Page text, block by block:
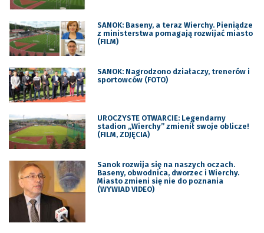
SANOK: Baseny, a teraz Wierchy. Pieniądze
z ministerstwa pomagają rozwijać miasto
(FILM)
SANOK: Nagrodzono działaczy, trenerów i
sportowców (FOTO)
UROCZYSTE OTWARCIE: Legendarny
stadion „Wierchy” zmienił swoje oblicze!
(FILM, ZDJĘCIA)
Sanok rozwija się na naszych oczach.
Baseny, obwodnica, dworzec i Wierchy.
Miasto zmieni się nie do poznania
(WYWIAD VIDEO)